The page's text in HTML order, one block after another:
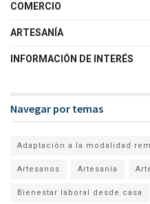
COMERCIO
ARTESANÍA
INFORMACIÓN DE INTERÉS
Navegar por temas
Adaptación a la modalidad
Artesanos Artesanía
Bienestar laboral desde casa